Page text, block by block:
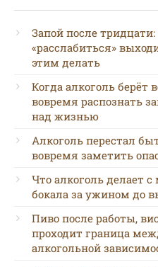
Запой после
«расслабиться»
этим делать
Когда алкоголь берёт
вовремя распознать
над жизнью
Алкоголь перестал
вовремя заметить
Что алкоголь делает
бокала за ужином до
Пиво после работы,
проходит граница
алкогольной